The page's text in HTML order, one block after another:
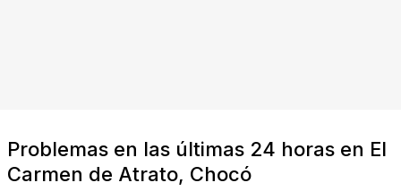
Problemas en las últimas 24 horas en El
Carmen de Atrato, Chocó